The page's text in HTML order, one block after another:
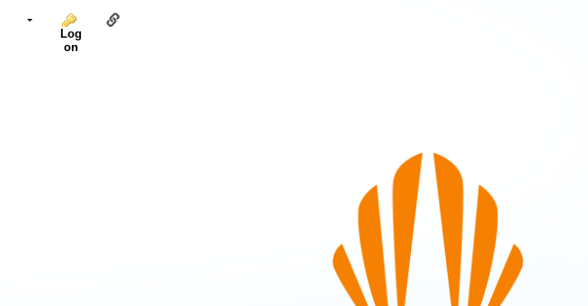
Log
on